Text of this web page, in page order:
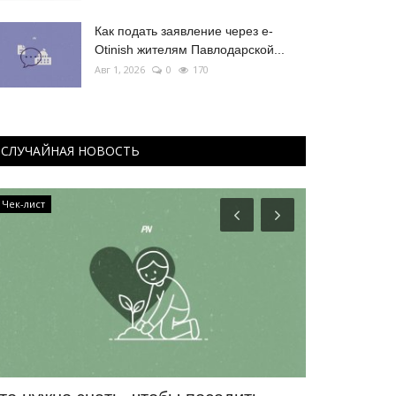
Как подать заявление через e-
Otinish жителям Павлодарской...
Авг 1, 2026 0 170
СЛУЧАЙНАЯ НОВОСТЬ
Чек-лист